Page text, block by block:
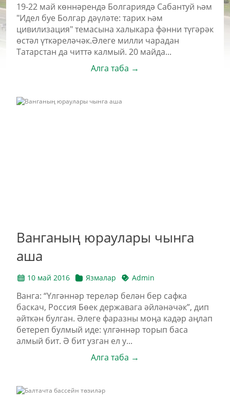
19-22 май көннәрендә Болгариядә Сабантуй һәм
"Идел буе Болгар дәүләте: тарих һәм
цивилизация" темасына халыкара фәнни түгәрәк
өстәл үткәреләчәк.Әлеге милли чарадан
Татарстан да читтә калмый. 20 майда...
Алга таба →
Ванганың юраулары чынга
аша
10 май 2016 Язмалар Admin
Ванга: “Үлгәннәр тереләр белән бер сафка
баскач, Россия Бөек державага әйләнәчәк”, дип
әйткән булган. Әлеге фаразны моңа кадәр аңлап
бетереп булмый иде: үлгәннәр торып баса
алмый бит. Ә бит узган ел у...
Алга таба →